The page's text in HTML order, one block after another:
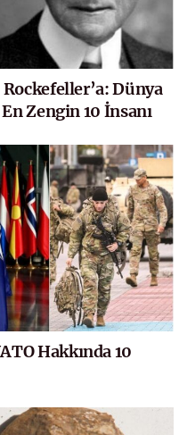
Dünya
Zengin 10 İnsanı
Hakkında 10